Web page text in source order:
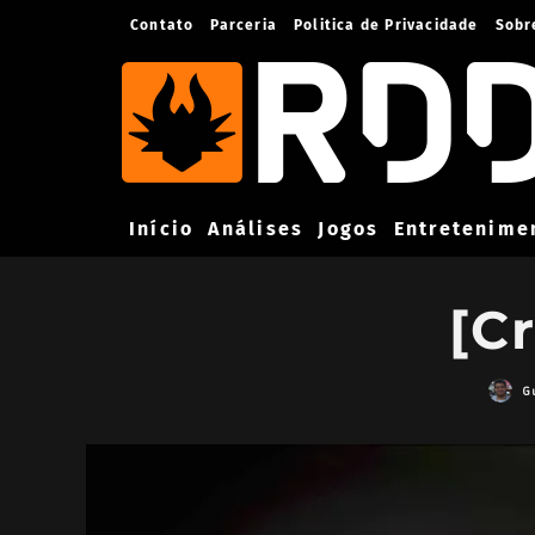
Contato Parceria Politica de Privacidade
Início Análises Jogos